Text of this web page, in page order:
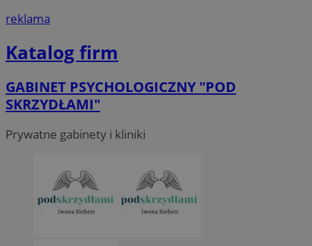
reklama
Katalog firm
GABINET PSYCHOLOGICZNY "POD
SKRZYDŁAMI"
Prywatne gabinety i kliniki